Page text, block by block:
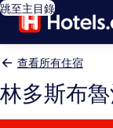
跳至主目錄
查看所有住宿
林多斯布